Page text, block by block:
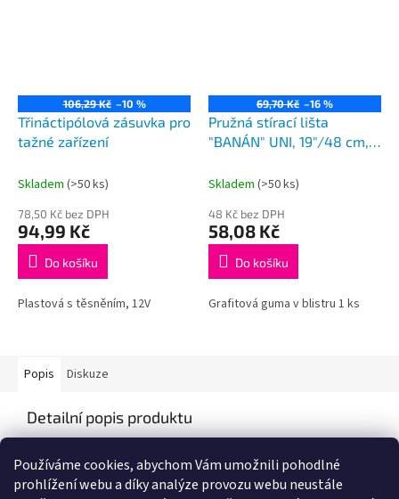
Používáme cookies, abychom Vám umožnili pohodlné
prohlížení webu a díky analýze provozu webu neustále
106,29 Kč –10 %
Třináctipólová zásuvka pro
tažné zařízení
Skladem (>50 ks)
78,50 Kč bez DPH
94,99 Kč
Do košíku
Plastová s těsněním, 12V
69,70 Kč –16 %
Pružná stírací lišta
"BANÁN" UNI, 19"/48 cm,
Skladem (>50 ks)
48 Kč bez DPH
58,08 Kč
Do košíku
Grafitová guma v blistru 1 ks
Popis Diskuze
Detailní popis produktu